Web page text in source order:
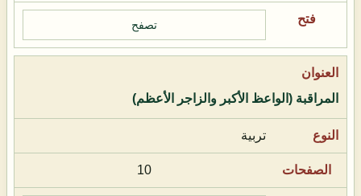
تصفح
المراقبة (الواعظ الأكبر والزاجر الأعظم)
تربية
10